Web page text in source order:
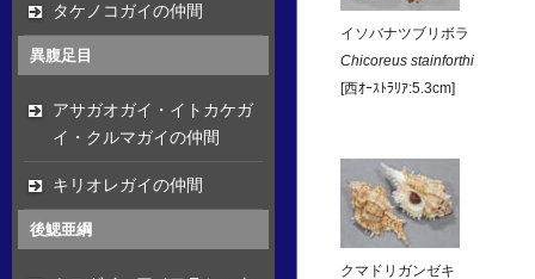
イソバナツブリボラ
Chicoreus stainforthi
[西ｵｰｽﾄﾗﾘｱ:5.3cm]
クマドリガンゼキ
タケノコガイの仲間
異腹足目
アサガオガイ・イトカケガ
イ・クルマガイの仲間
キリオレガイの仲間
後鰓亜綱